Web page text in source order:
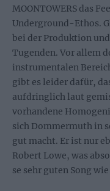
MOONTOWERS das
Underground-Ethos.
bei der Produktion
Tugenden. Vor allem
instrumentalen
gibt es leider dafür,
aufdringlich laut
vorhandene
sich Dommermuth in
gut macht. Er ist nur
Robert Lowe, was
se sehr guten Song